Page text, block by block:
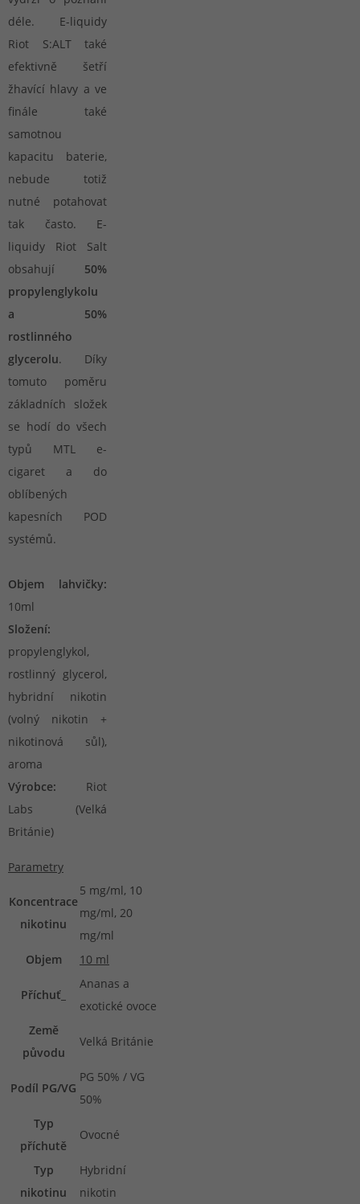
déle. E-liquidy
Riot S:ALT také
efektivně šetří
žhavící hlavy a ve
finále také
samotnou
kapacitu baterie,
nebude totiž
nutné potahovat
tak často. E-
liquidy Riot Salt
obsahují 50%
propylenglykolu
a 50%
rostlinného
glycerolu. Díky
tomuto poměru
základních složek
se hodí do všech
typů MTL e-
cigaret a do
oblíbených
kapesních POD
systémů.
Objem lahvičky:
10ml
Složení:
propylenglykol,
rostlinný glycerol,
hybridní nikotin
(volný nikotin +
nikotinová sůl),
aroma
Výrobce: Riot
Labs (Velká
Británie)
Parametry
Koncentrace
nikotinu
5 mg/ml, 10
mg/ml, 20
mg/ml
Objem
10 ml
Příchuť_
Ananas a
exotické ovoce
Země
původu
Velká Británie
Podíl PG/VG
PG 50% / VG
50%
Typ
příchutě
Ovocné
Typ
nikotinu
Hybridní
nikotin